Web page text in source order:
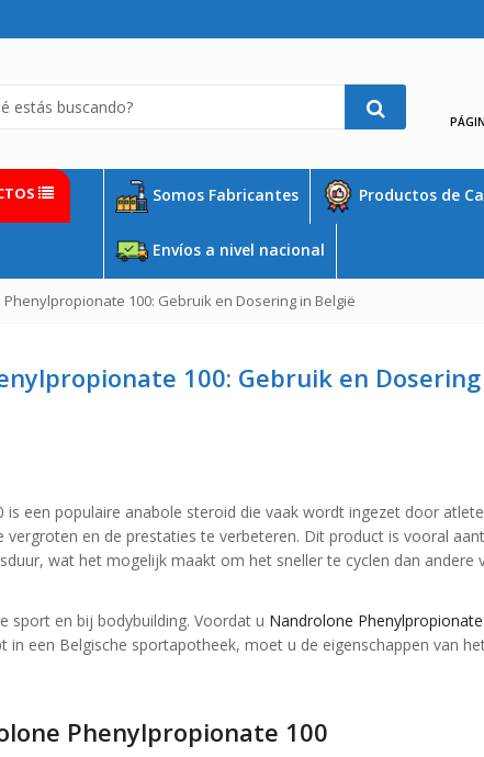
Somos Fabricantes Productos de
Envíos a nivel nacional
100: Gebruik en Dosering in België
100: Gebruik en
is een populaire anabole steroid die vaak wordt ingezet door
vergroten en de prestaties te verbeteren. Dit product is vooral
wat het mogelijk maakt om het sneller te cyclen dan andere
sport en bij bodybuilding. Voordat u Nandrolone
in een Belgische sportapotheek, moet u de eigenschappen van
Phenylpropionate 100